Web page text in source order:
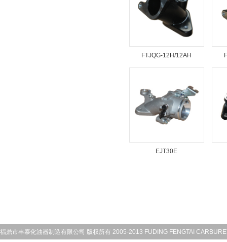
FTJQG-12H/12AH
EJT30E
福鼎市丰泰化油器制造有限公司 版权所有 2005-2013 FUDING FENGTAI